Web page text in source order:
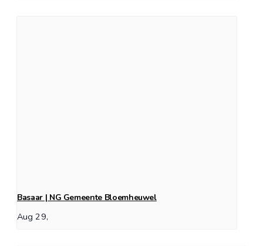
Basaar | NG Gemeente Bloemheuwel
Aug 29,